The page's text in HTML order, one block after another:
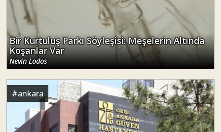
Bir Kurtuluş Parkı Söyleşisi: Meşelerin Altında
Koşanlar Var
Nevin Lodos
#ankara